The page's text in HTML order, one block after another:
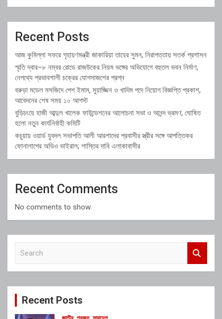
Recent Posts
আজ কুমিল্লা সফরে গৃহায়ণমন্ত্রী জাকারিয়া তাহের সুমন, নিরাপত্তায় সতর্ক প্রশাসন
স্মৃতি দ্বার–৮ নম্বর রোডে রাজউকের নিয়ম ভঙ্গের অভিযোগে বহুতল ভবন নির্মাণ,
নেপথ্যে প্রভাবশালী চক্রের যোগসাজশের প্রশ্ন
বরুড়া মডেল মসজিদে পেশ ইমাম, মুয়াজ্জিন ও খাদিম পদে নিয়োগ বিজ্ঞপ্তি প্রকাশ,
আবেদনের শেষ সময় ১০ আগস্ট
বুড়িচংয়ে হাজী আব্দুল খালেক ফাউন্ডেশনের আলোচনা সভা ও আনন্দ ভ্রমণ, ঘোষিত
হলো নতুন কার্যনির্বাহী কমিটি
কচুয়ায় ওয়ার্ড যুবদল সভাপতি আলী আরশাদের প্রবাসীর স্ত্রীর সঙ্গে আপত্তিকর
ফোনালাপের অডিও ভাইরাল; শাস্তির দাবি এলাকাবাসীর
Recent Comments
No comments to show.
c
Recent Posts